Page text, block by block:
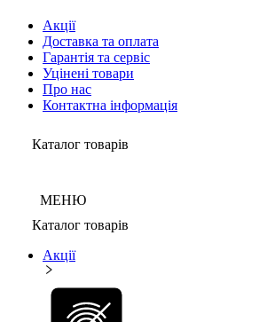
Акції
Доставка та оплата
Гарантія та сервіс
Уцінені товари
Про нас
Контактна інформація
Каталог товарів
МЕНЮ
Каталог товарів
Акції